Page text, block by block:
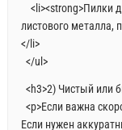
<li><strong>Пилки
листового металла,
</li>
</ul>
<h3>2) Чистый или
<p>Если важна
Если нужен